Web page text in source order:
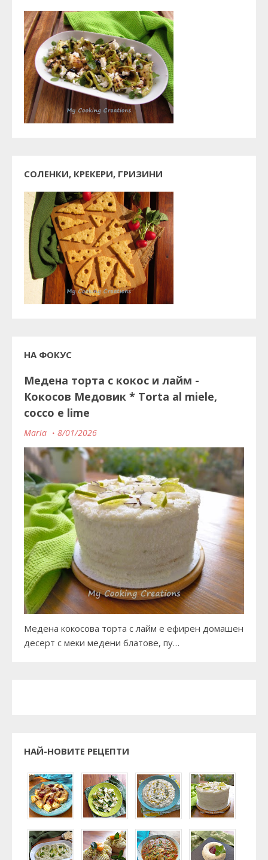
СОЛЕНКИ, КРЕКЕРИ, ГРИЗИНИ
НА ФОКУС
Медена торта с кокос и лайм -
Кокосов Медовик * Torta al miele,
cocco e lime
Maria 8/01/2026
Медена кокосова торта с лайм е ефирен домашен
десерт с меки медени блатове, пу…
НАЙ-НОВИТЕ РЕЦЕПТИ